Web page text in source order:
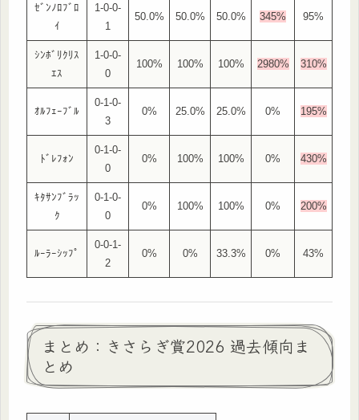
ｾﾞﾝﾉﾛﾌﾞﾛ
ｲ
1-0-0-
1
50.0% 50.0% 50.0% 345% 95%
ｼﾝﾎﾞﾘｸﾘｽ
ｴｽ
1-0-0-
0
100% 100% 100% 2980% 310%
ｵﾙﾌｪｰﾌﾞﾙ
0-1-0-
3
0% 25.0% 25.0% 0% 195%
ﾄﾞﾚﾌｫﾝ
0-1-0-
0
0% 100% 100% 0% 430%
ｷﾀｻﾝﾌﾞﾗｯ
ｸ
0-1-0-
0
0% 100% 100% 0% 200%
ﾙｰﾗｰｼｯﾌﾟ
0-0-1-
2
0% 0% 33.3% 0% 43%
まとめ：きさらぎ賞2026 過去傾向ま
とめ